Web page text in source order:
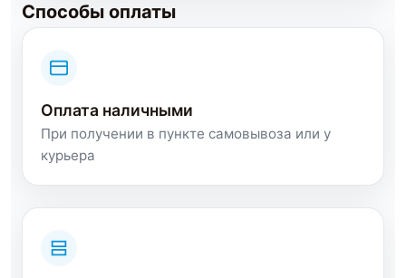
Способы оплаты
Оплата наличными
При получении в пункте самовывоза или у
курьера